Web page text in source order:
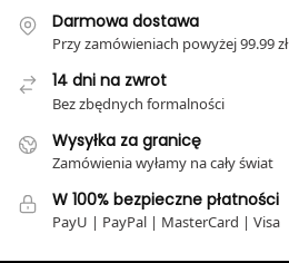
Darmowa dostawa
Przy zamówieniach powyżej 99.99 zł
14 dni na zwrot
Bez zbędnych formalności
Wysyłka za granicę
Zamówienia wyłamy na cały świat
W 100% bezpieczne płatności
PayU | PayPal | MasterCard | Visa